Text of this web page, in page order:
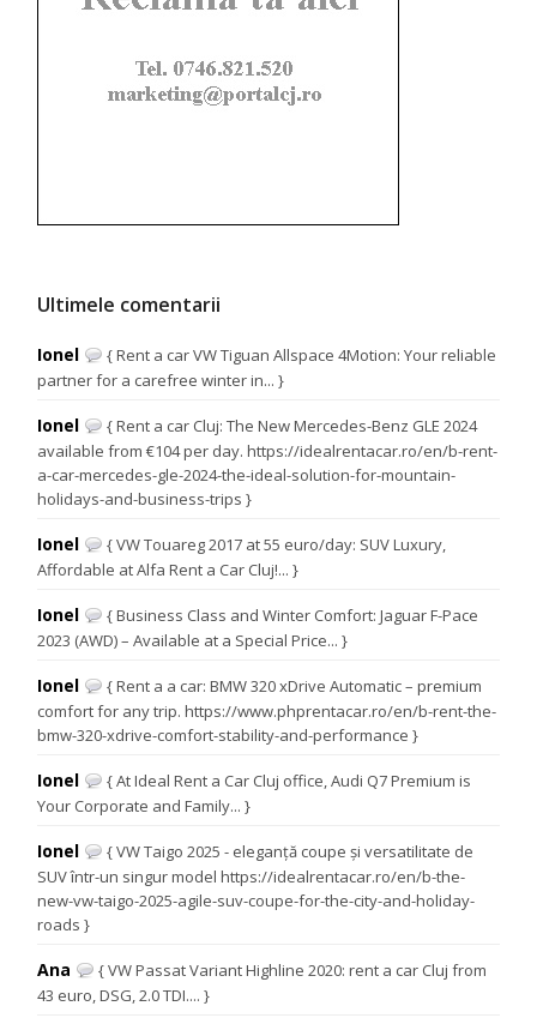
Ultimele comentarii
Ionel
{ Rent a car VW Tiguan Allspace 4Motion: Your reliable
partner for a carefree winter in... }
Ionel
{ Rent a car Cluj: The New Mercedes-Benz GLE 2024
available from €104 per day. https://idealrentacar.ro/en/b-rent-
a-car-mercedes-gle-2024-the-ideal-solution-for-mountain-
holidays-and-business-trips }
Ionel
{ VW Touareg 2017 at 55 euro/day: SUV Luxury,
Affordable at Alfa Rent a Car Cluj!... }
Ionel
{ Business Class and Winter Comfort: Jaguar F-Pace
2023 (AWD) – Available at a Special Price... }
Ionel
{ Rent a a car: BMW 320 xDrive Automatic – premium
comfort for any trip. https://www.phprentacar.ro/en/b-rent-the-
bmw-320-xdrive-comfort-stability-and-performance }
Ionel
{ At Ideal Rent a Car Cluj office, Audi Q7 Premium is
Your Corporate and Family... }
Ionel
{ VW Taigo 2025 - eleganță coupe și versatilitate de
SUV într-un singur model https://idealrentacar.ro/en/b-the-
new-vw-taigo-2025-agile-suv-coupe-for-the-city-and-holiday-
roads }
Ana
{ VW Passat Variant Highline 2020: rent a car Cluj from
43 euro, DSG, 2.0 TDI.... }